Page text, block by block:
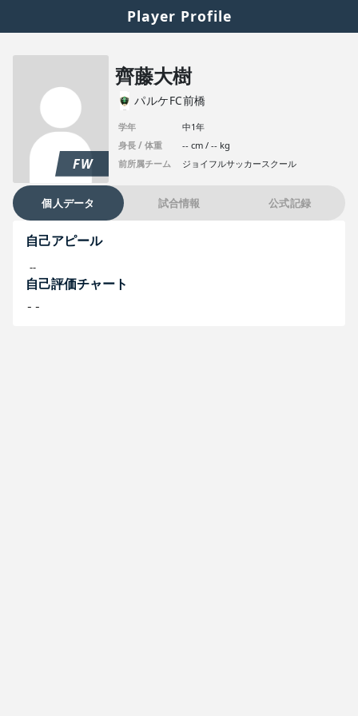
Player Profile
FW
齊藤大樹
パルケFC前橋
学年
中1年
身長 / 体重
-- cm / -- kg
前所属チーム
ジョイフルサッカースクール
個人データ 試合情報 公式記録
自己アピール
--
自己評価チャート
--